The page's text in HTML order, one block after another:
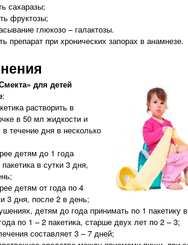
сахаразы;
фруктозы;
глюкозо – галактозы.
препарат при хронических запорах в анамнезе.
для детей
:
растворить в
в 50 мл жидкости и
в течение дня в несколько
детям до 1 года
в сутки 3 дня,
детям от года по 4
3 дня, после 2 в день;
детям до года принимать по 1 пакетику
по 1 – 2 пакетика, старше двух лет по 2 – 3;
составляет 3 – 7 дней;